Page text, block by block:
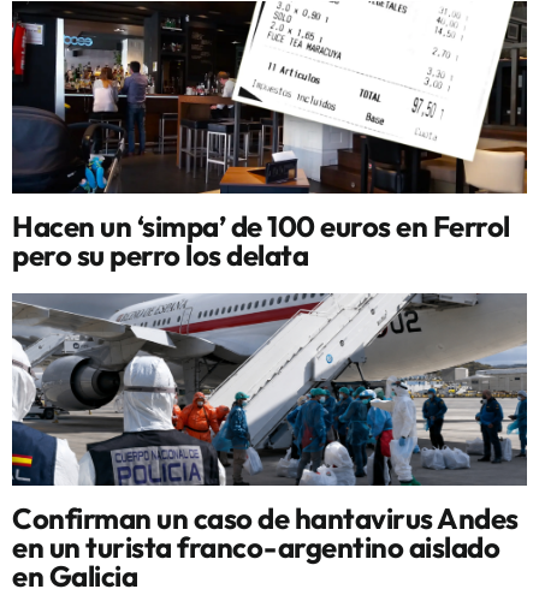
Hacen un ‘simpa’ de 100 euros en Ferrol
pero su perro los delata
Confirman un caso de hantavirus Andes
en un turista franco-argentino aislado
en Galicia